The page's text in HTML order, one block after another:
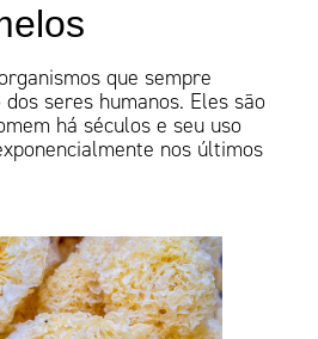
que sempre
seres humanos. Eles são
há séculos e seu uso
nos últimos